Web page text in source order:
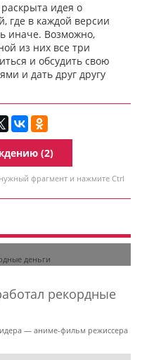
идея о
где в каждой версии
иначе. Возможно,
из них все три
и обсудить свою
и дать друг другу
(2)
фрагмент и нажмите Ctrl
рекордные
— аниме-фильм режиссера